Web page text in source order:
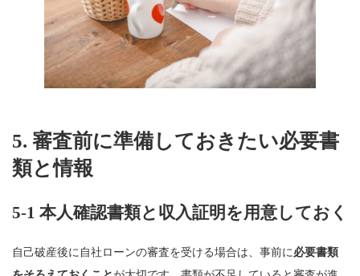
5. 審査前に準備しておきたい必要書
類と情報
5-1 本人確認書類と収入証明を用意しておく
自己破産後に自社ローンの審査を受ける場合は、事前に必要書類